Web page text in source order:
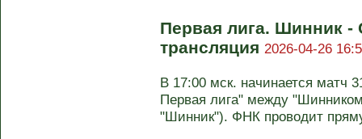
Первая лига. Шинник -
трансляция 2026-04-26
В 17:00 мск. начинается матч
Первая лига" между
"Шинник"). ФНК проводит